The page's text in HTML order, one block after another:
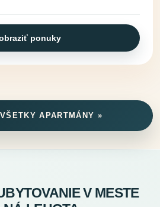
ponuky
APARTMÁNY »
V MESTE